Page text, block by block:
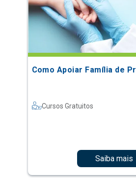
Como Apoiar Família de
Cursos Gratuitos
Saiba mais